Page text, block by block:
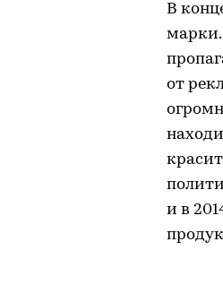
В
марки.
от
и в